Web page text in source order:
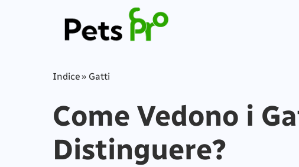
Indice» Gatti
Come Vedono i
Distinguere?